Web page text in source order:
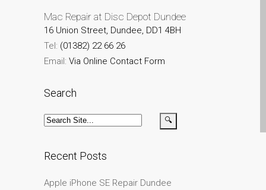
Kundenaussagen
OS X und macOS in
Reparaturen für das Apple
Reparatur von Apple
Mac Repair at Disc Depot Dundee
16 Union Street, Dundee, DD1 4BH
Tel: (01382) 22 66 26
Email: Via Online Contact Form
Search
Recent Posts
Apple iPhone SE Repair Dundee